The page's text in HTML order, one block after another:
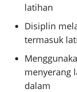
latihan
Disiplin
termasuk
menyerang
dalam